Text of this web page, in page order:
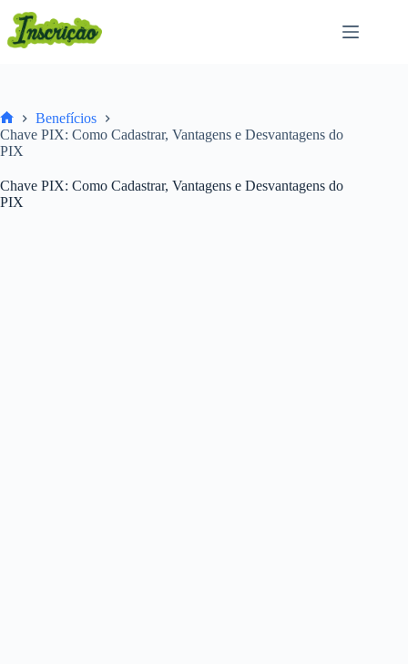
para
Home
Benefícios
Chave PIX: Como Cadastrar, Vantagens e Desvantagens do
PIX
Chave PIX: Como Cadastrar, Vantagens e Desvantagens do
PIX